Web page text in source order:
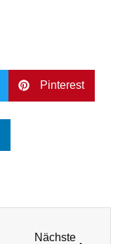
Pinterest
Nächste